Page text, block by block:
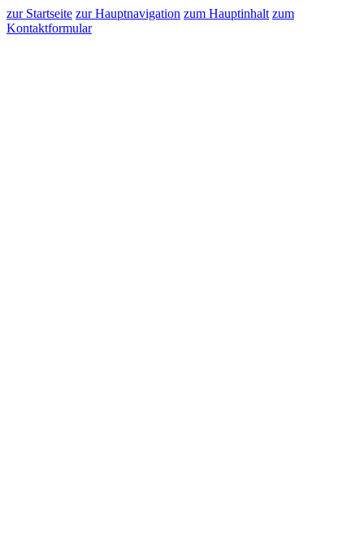
zur Startseite zur Hauptnavigation zum Hauptinhalt zum
Kontaktformular